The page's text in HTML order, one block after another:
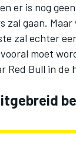
er is nog
zal gaan.
zal echter
moet
Red Bull in de